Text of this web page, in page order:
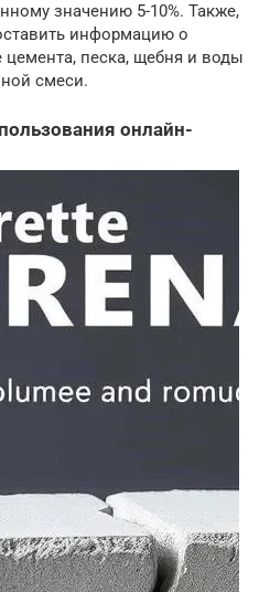
значению 5-10%. Также,
информацию о
песка, щебня и воды
смеси.
онлайн-